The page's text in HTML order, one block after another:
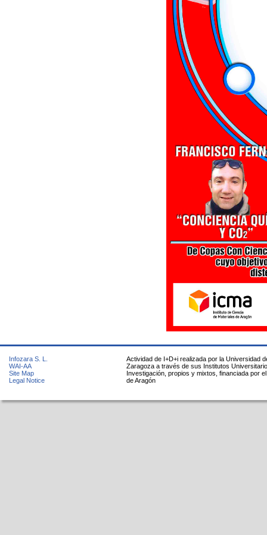
Infozara S. L.
WAI-AA
Site Map
Legal Notice
Actividad de I+D+i realizada por la Universidad
Zaragoza a través de sus Institutos
Investigación, propios y mixtos, financiada por
de Aragón